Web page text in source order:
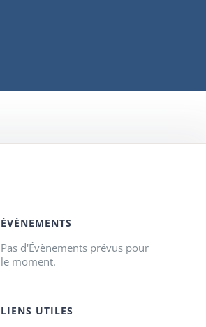
ÉVÉNEMENTS
Pas d'Évènements prévus pour
le moment.
LIENS UTILES